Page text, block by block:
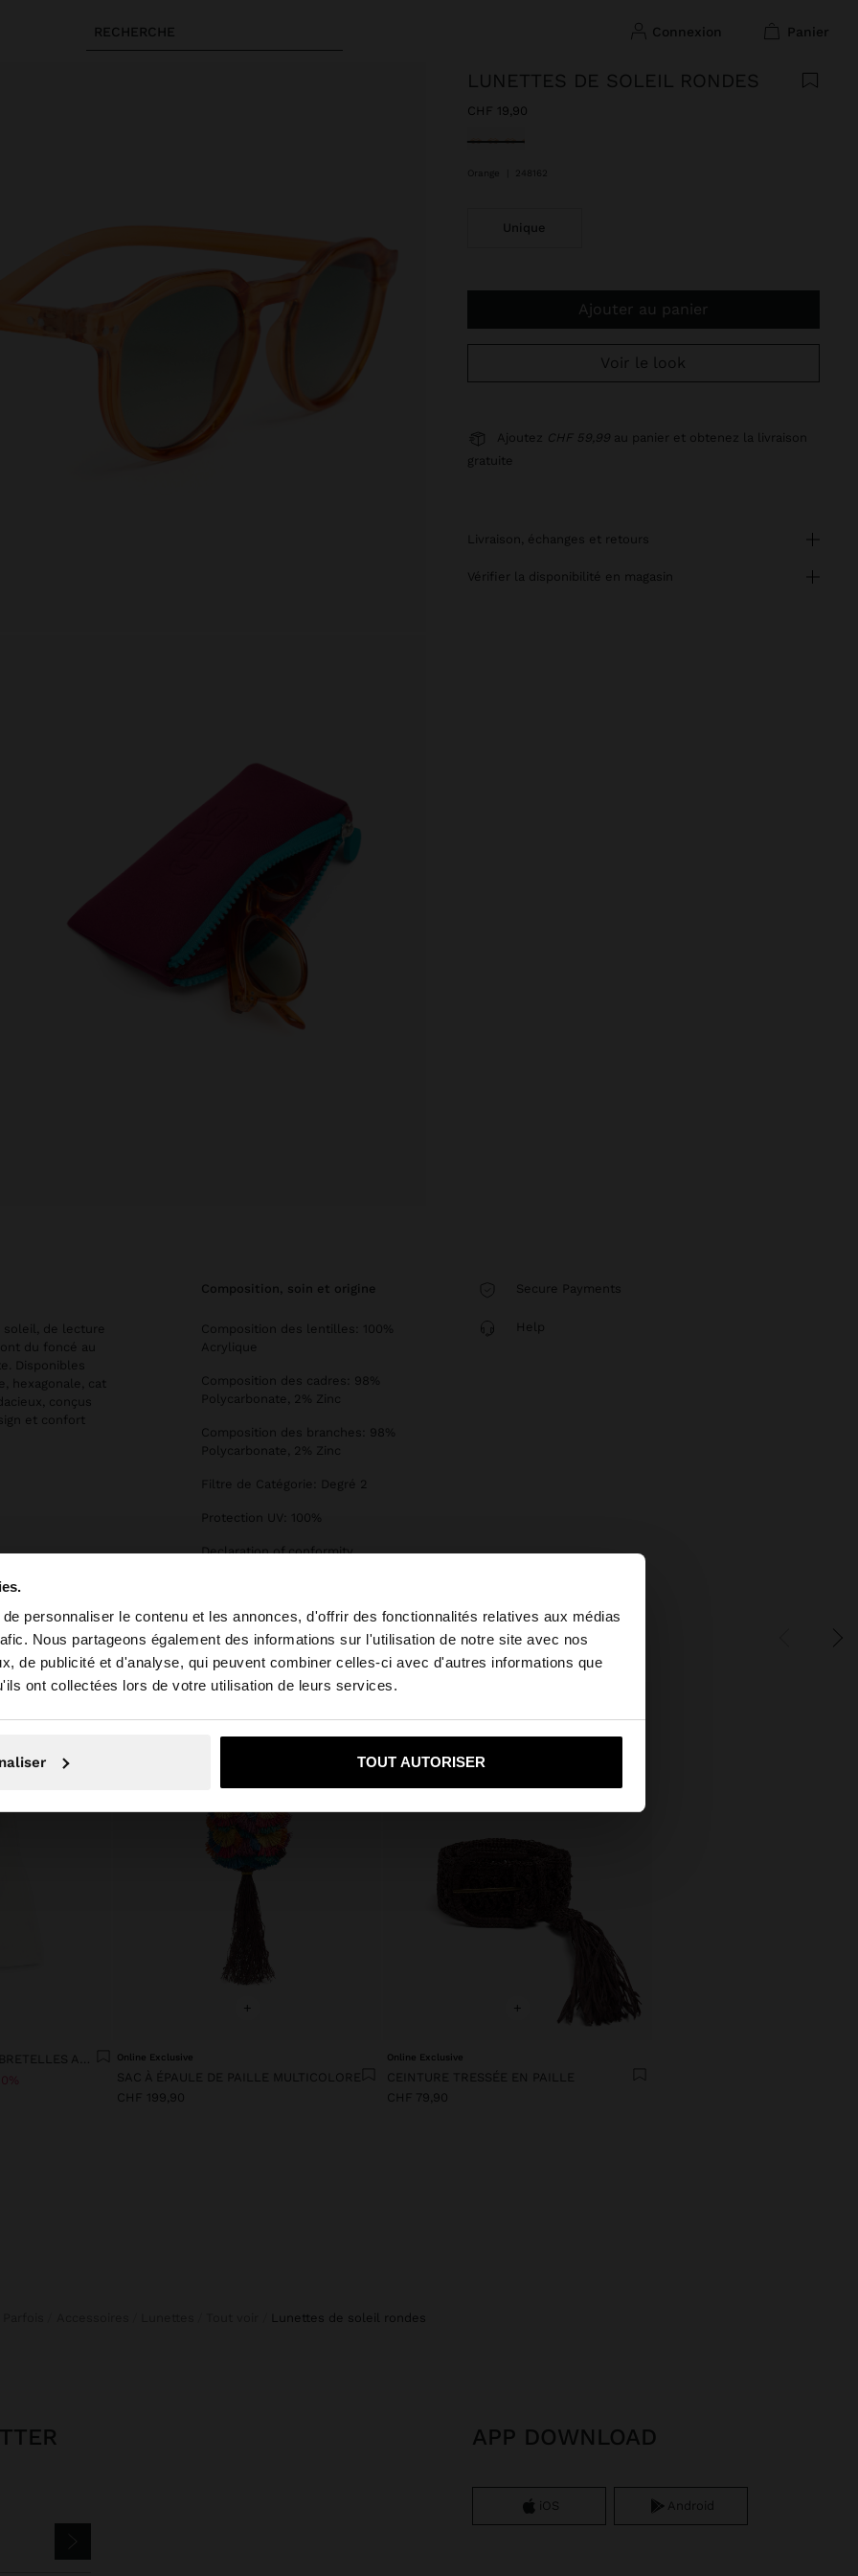
personnaliser le contenu et les annonces, d'offrir des fonctionnalités relatives aux médias
Nous partageons également des informations sur l'utilisation de notre site avec nos
de publicité et d'analyse, qui peuvent combiner celles-ci avec d'autres informations que
ont collectées lors de votre utilisation de leurs services.
TOUT AUTORISER
RECHERCHE connexion panier
×
depuis Suisse. Voulez-vous parcourir notre site au United States?
Non, je souhaite rester sur Suisse Oui, dirigez-moi vers United States
LUNETTES DE SOLEIL RONDES
CHF 19,90
sélectionné(s)
Orange 248162
Unique
Ajouter au panier
Voir le look
Ajoutez CHF 59,99 au panier et obtenez la livraison
gratuite
livraison, échanges et retours
vérifier la disponibilité en magasin
de lecture
du foncé au
Disponibles
hexagonale, cat
conçus
et confort
composition, soin et origine
Composition des lentilles: 100%
Acrylique
Composition des cadres: 98%
Polycarbonate, 2% Zinc
Composition des branches: 98%
Polycarbonate, 2% Zinc
Filtre de Catégorie: Degré 2
Protection UV: 100%
Declaration of conformity
Secure Payments
Help
+
Online Exclusive
SAC À ÉPAULE DE PAILLE MULTICOLORE
CHF 199,90
+
Online Exclusive
CEINTURE TRESSÉE EN PAILLE
CHF 79,90
lunettes de soleil rondes
APP DOWNLOAD
iOS Android